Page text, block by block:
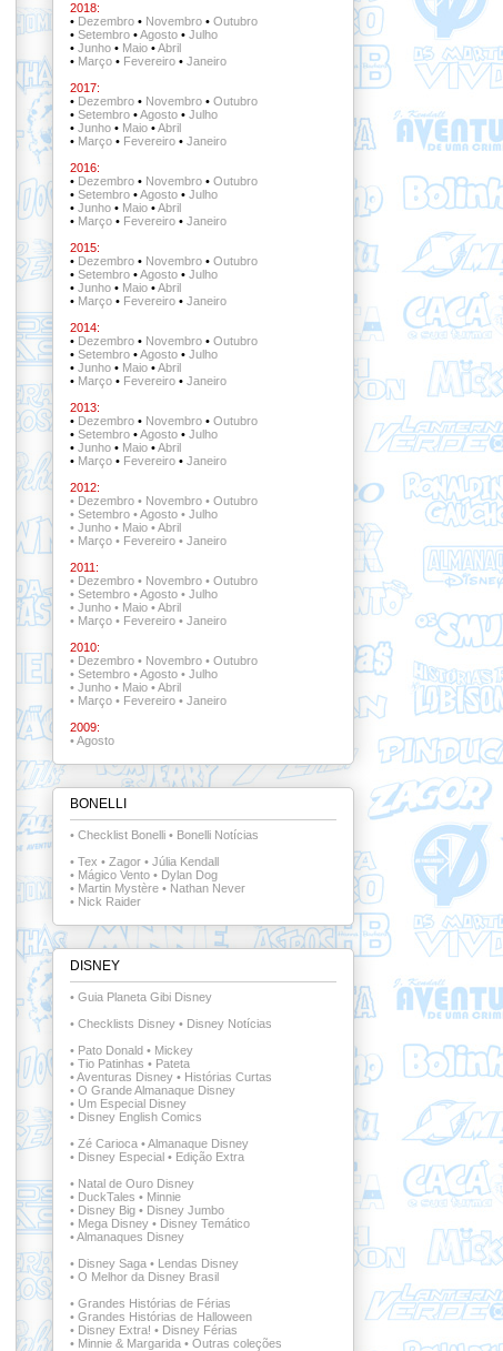
2018:
• Dezembro• Novembro• Outubro
• Setembro•Agosto• Julho
• Junho• Maio•Abril
• Março• Fevereiro• Janeiro
2017:
• Dezembro• Novembro• Outubro
• Setembro•Agosto• Julho
• Junho• Maio•Abril
• Março• Fevereiro• Janeiro
2016:
• Dezembro• Novembro• Outubro
• Setembro•Agosto• Julho
• Junho• Maio•Abril
• Março• Fevereiro• Janeiro
2015:
• Dezembro• Novembro• Outubro
• Setembro•Agosto• Julho
• Junho• Maio•Abril
• Março• Fevereiro• Janeiro
2014:
• Dezembro • Novembro • Outubro
• Setembro• Agosto • Julho
• Junho• Maio•Abril
• Março• Fevereiro• Janeiro
2013:
• Dezembro• Novembro• Outubro
• Setembro•Agosto• Julho
• Junho• Maio•Abril
• Março• Fevereiro• Janeiro
2012:
• Dezembro• Novembro• Outubro
• Setembro •Agosto• Julho
• Junho• Maio •Abril
• Março• Fevereiro• Janeiro
2011:
• Dezembro• Novembro• Outubro
• Setembro•Agosto• Julho
• Junho• Maio•Abril
• Março• Fevereiro• Janeiro
2010:
• Dezembro• Novembro• Outubro
• Setembro•Agosto• Julho
• Junho• Maio•Abril
• Março• Fevereiro• Janeiro
2009:
•Agosto
BONELLI
• Checklist Bonelli• Bonelli Notícias
• Tex • Zagor• Júlia Kendall
• Mágico Vento • Dylan Dog
• Martin Mystère • Nathan Never
• Nick Raider
DISNEY
• Guia Planeta Gibi Disney
• Checklists Disney• Disney Notícias
• Pato Donald• Mickey
• Tio Patinhas • Pateta
• Aventuras Disney • Histórias Curtas
• O Grande Almanaque Disney
• Um Especial Disney
• Disney English Comics
• Zé Carioca •Almanaque Disney
• Disney Especial • Edição Extra
• Natal de Ouro Disney
• DuckTales • Minnie
• Disney Big • Disney Jumbo
• Mega Disney • Disney Temático
•Almanaques Disney
• Disney Saga• Lendas Disney
• O Melhor da Disney Brasil
• Grandes Histórias de Férias
• Grandes Histórias de Halloween
• Disney Extra! • Disney Férias
• Minnie & Margarida• Outras coleções